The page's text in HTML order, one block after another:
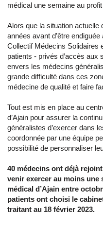
médical une semaine au
Alors que la situation actuelle
années avant d’être
Collectif Médecins Solidaires
patients - privés d’accès
envers les médecins
grande difficulté dans ces
médecine de qualité et faire
Tout est mis en place au
d’Ajain pour assurer la
généralistes d’exercer dans
coordonnée par une équipe
possibilité de personnaliser
40 médecins ont déjà
venir exercer au moins une
médical d’Ajain entre
patients ont choisi le
traitant au 18 février 2023.